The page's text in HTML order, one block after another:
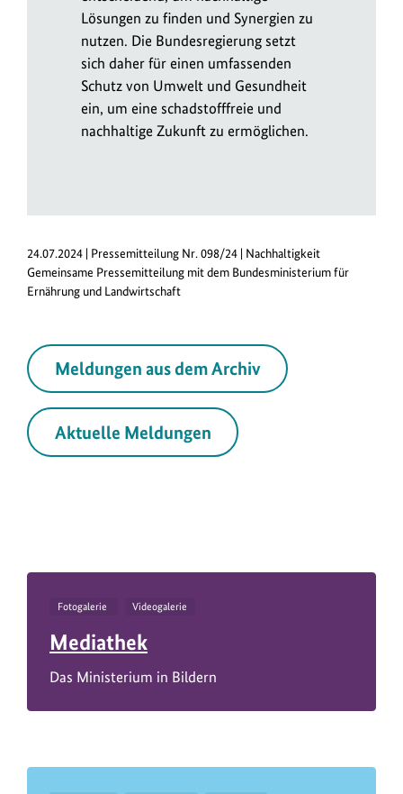
Lösungen zu finden und Synergien zu
nutzen. Die Bundesregierung setzt
sich daher für einen umfassenden
Schutz von Umwelt und Gesundheit
ein, um eine schadstofffreie und
nachhaltige Zukunft zu ermöglichen.
24.07.2024 | Pressemitteilung Nr. 098/24 | Nachhaltigkeit
Gemeinsame Pressemitteilung mit dem Bundesministerium für
Ernährung und Landwirtschaft
Meldungen aus dem Archiv
Aktuelle Meldungen
Fotogalerie Videogalerie
Mediathek
Das Ministerium in Bildern